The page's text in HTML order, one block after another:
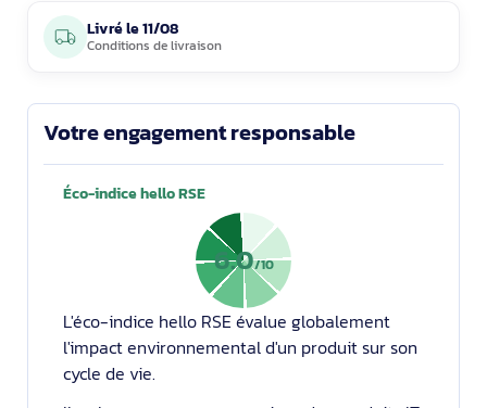
Livré le11/08
Conditions de livraison
Votre engagement responsable
Éco-indice hello RSE
6.0/10
L'éco-indice hello RSE évalue globalement
l'impact environnemental d'un produit sur son
cycle de vie.